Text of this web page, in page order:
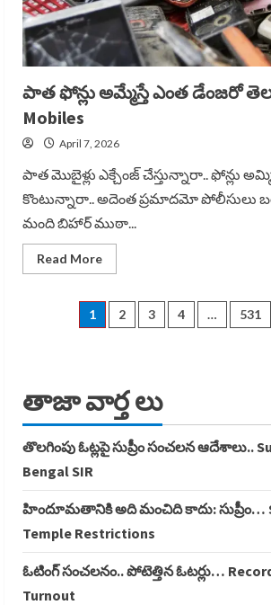
పాత ఫోన్లు అమ్మేస్తే ఎంత డేంజరో
Mobiles
April 7, 2026
పాత మొబైళ్లు ఎక్చేంజ్ చేస్తున్నారా.. ఫోన్లు అమ్మి
కొంటున్నారా.. అదెంత ప్రమాదమో పోలీసులు
మంది బిహార్ ముఠా...
Read MoreRead
more
ఫోన్లు
అమ్మేస్తే
ఎంత
Posts
1 2 3 4 … 531
తాజా వార్త లు
తొలగింపు ఓట్లపై సుప్రీం సంచలన ఆదేశాలు..
Bengal SIR
హిందూమతానికి అది మంచిది కాదు: సుప్రీం…
Temple Restrictions
ఓటింగ్ సంచలనం.. పోటెత్తిన ఓటర్లు…
Turnout